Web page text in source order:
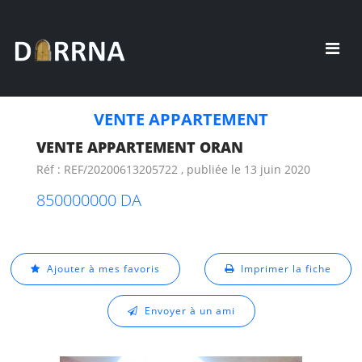
VENTE APPARTEMENT
VENTE APPARTEMENT ORAN
Réf : REF/20200613205722 , publiée le 13 juin 2020
850000000 DA
Ajouter à mes favoris Imprimer la fiche
Envoyer à un ami